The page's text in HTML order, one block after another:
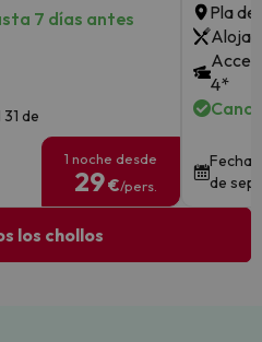
7 días antes
de
1 noche desde
29€/pers.
Pla
4*
de
los chollos